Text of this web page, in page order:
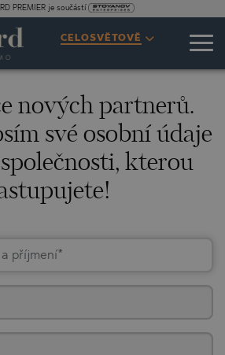
PREMIER je součástí
CELOSVĚTOVĚ
nových partnerů.
své osobní údaje
kterou
příjmení*